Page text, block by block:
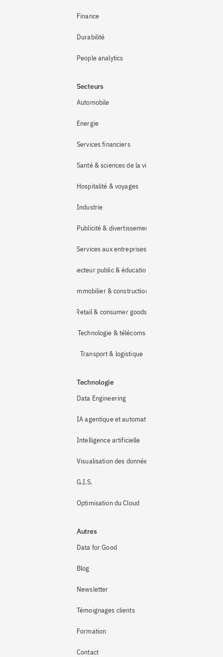
Finance
Durabilité
People analytics
Secteurs
Automobile
Energie
Services financiers
Santé & sciences de la vie
Hospitalité & voyages
Industrie
Publicité & divertissement
Services aux entreprises
Secteur public & éducation
Immobilier & construction
Retail & consumer goods
Technologie & télécoms
Transport & logistique
Technologie
Data Engineering
IA agentique et automatisation
Intelligence artificielle
Visualisation des données
G.I.S.
Optimisation du Cloud
Autres
Data for Good
Blog
Newsletter
Témoignages clients
Formation
Contact